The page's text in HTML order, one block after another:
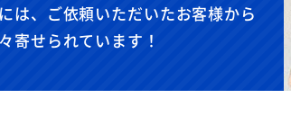
は、ご依頼いただいたお客様から
寄せられています！